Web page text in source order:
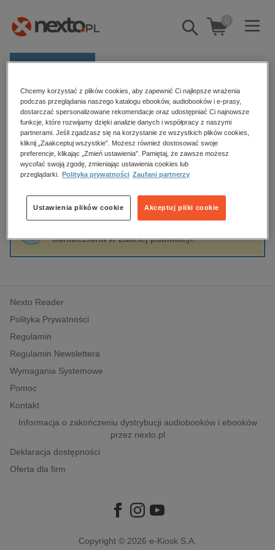
Pokaż/schowaj
wyszukiwarkę
0
E-prasa
Kategorie
Zobacz wszystkie E-prasa
budownictwo, aranżacja wnętrz
biznesowe, branżowe, gospodarka
edukacja
hobby, sport, rozrywka
komputery, internet, technologie, informatyka
polityka, społeczno-informacyjne
psychologiczne
inne
popularno-naukowe
historia
Strona główna Victoria Helen Stone
Victoria Helen Stone
Sortowanie Filtrowanie
odnaleziona w żadnej publikacji.
Nexto Reader
Polityka Prywatności
Regulamin
Regulamin Newslettera
Wymagania Systemowe
Pomoc
Kontakt
Informacja o zakończeniu dystrybucji audiobooków i ebooków
przez nexto.pl
Deklaracja dostępności
Oferta dla firm
Copyright © 2026 e-Kiosk S.A.
Chcemy korzystać z plików cookies, aby zapewnić Ci najlepsze wrażenia
podczas przeglądania naszego katalogu ebooków, audiobooków i e-prasy,
dostarczać spersonalizowane rekomendacje oraz udostępniać Ci najnowsze
funkcje, które rozwijamy dzięki analizie danych i współpracy z naszymi
partnerami. Jeśli zgadzasz się na korzystanie ze wszystkich plików cookies,
kliknij „Zaakceptuj wszystkie”. Możesz również dostosować swoje
preferencje, klikając „Zmień ustawienia”. Pamiętaj, że zawsze możesz
wycofać swoją zgodę, zmieniając ustawienia cookies lub
przeglądarki.
Polityka prywatności Zaufani partnerzy
Akceptuj pliki cookie
Ustawienia plików cookie